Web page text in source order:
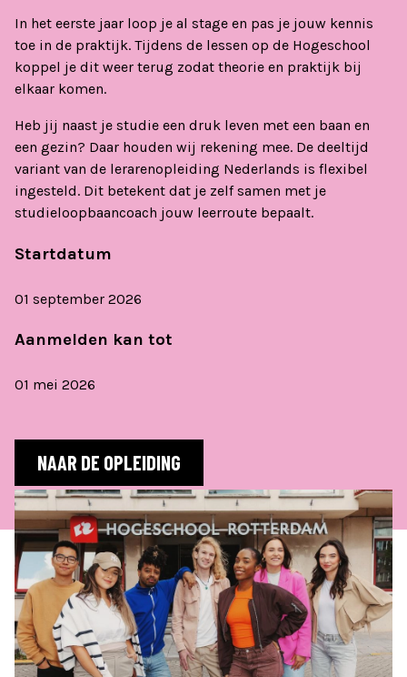
In het eerste jaar loop je al stage en pas je jouw kennis
toe in de praktijk. Tijdens de lessen op de Hogeschool
koppel je dit weer terug zodat theorie en praktijk bij
elkaar komen.
Heb jij naast je studie een druk leven met een baan en
een gezin? Daar houden wij rekening mee. De deeltijd
variant van de lerarenopleiding Nederlands is flexibel
ingesteld. Dit betekent dat je zelf samen met je
studieloopbaancoach jouw leerroute bepaalt.
Startdatum
01 september 2026
Aanmelden kan tot
01 mei 2026
NAAR DE OPLEIDING